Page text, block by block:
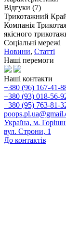
Відгуки (7)
Трикотажний
Компанія
якісного
Соціальні мережі
Новини, Статті
Наші перемоги
Наші контакти
+380 (96) 167-41-
+380 (93) 018-56-
+380 (95) 763-81-
Україна, м.
вул. Строни, 1
До контактів